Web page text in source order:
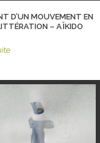
D’UN MOUVEMENT EN
– AÏKIDO